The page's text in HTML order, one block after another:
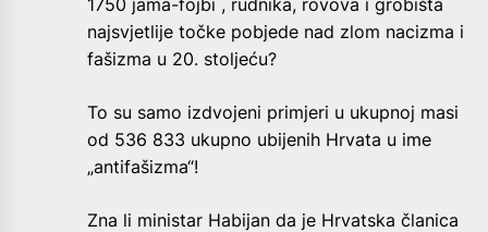
najsvjetlije točke pobjede nad zlom nacizma i
fašizma u 20. stoljeću?
To su samo izdvojeni primjeri u ukupnoj masi
od 536 833 ukupno ubijenih Hrvata u ime
„antifašizma“!
Zna li ministar Habijan da je Hrvatska članica